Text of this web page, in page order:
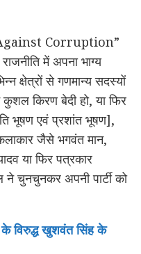
Against Corruption”
में अपना भाग्य
क्षेत्रों से गणमान्य सदस्यों
किरण बेदी हो, या फिर
भूषण एवं प्रशांत भूषण],
जैसे भगवंत मान,
या फिर पत्रकार
चुनचुनकर अपनी पार्टी को
विरुद्ध खुशवंत सिंह के